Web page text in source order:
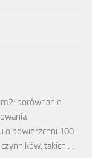
porównanie
o powierzchni 100
takich …